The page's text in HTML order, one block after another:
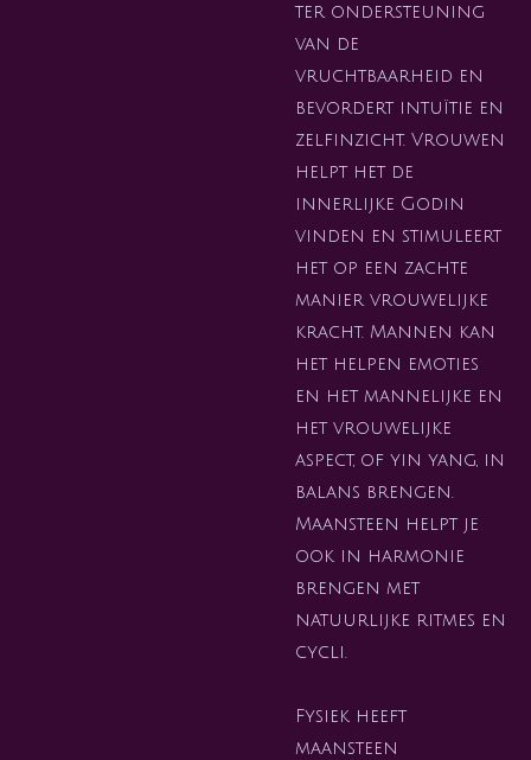
ter ondersteuning
van de
vruchtbaarheid en
bevordert intuïtie en
zelfinzicht. Vrouwen
helpt het de
innerlijke Godin
vinden en stimuleert
het op een zachte
manier vrouwelijke
kracht. Mannen kan
het helpen emoties
en het mannelijke en
het vrouwelijke
aspect, of yin yang, in
balans brengen.
Maansteen helpt je
ook in harmonie
brengen met
natuurlijke ritmes en
cycli.
Fysiek heeft
maansteen